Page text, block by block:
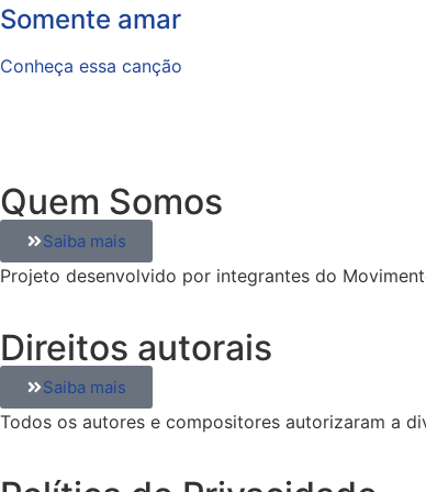
Somente amar
Conheça essa canção
Quem Somos
Saiba mais
Projeto desenvolvido por integrantes do
Direitos autorais
Saiba mais
Todos os autores e compositores autorizaram a